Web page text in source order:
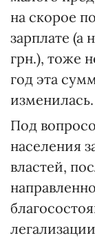
на скорое
зарплате (а
грн.), тоже
год эта
изменилась.
Под
населения
властей,